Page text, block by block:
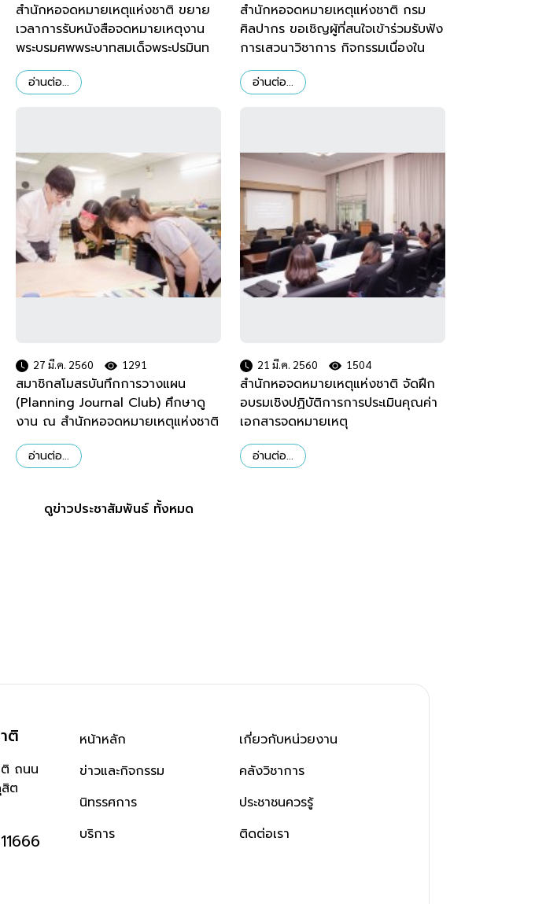
สำนักหอจดหมายเหตุแห่งชาติ ขยาย
เวลาการรับหนังสือจดหมายเหตุงาน
พระบรมศพพระบาทสมเด็จพระปรมินท
รมหาภูมิพลอดุลยเดช มหิตลาธิเบศร
รามาธิบดี จักรีนฤบดินทร สยามินทราธิ
อ่านต่อ...
สำนักหอจดหมายเหตุแห่งชาติ กรม
ศิลปากร ขอเชิญผู้ที่สนใจเข้าร่วมรับฟัง
การเสวนาวิชาการ กิจกรรมเนื่องใน
งาน ใต้ร่มพระบารมี ๒๓๙ ปี กรุง
รัตนโกสินทร์ ในหัวข้อ “รอยประพาสปิย
อ่านต่อ...
27 มี.ค. 2560 1291
สมาชิกสโมสรบันทึกการวางแผน
(Planning Journal Club) ศึกษาดู
งาน ณ สำนักหอจดหมายเหตุแห่งชาติ
อ่านต่อ...
21 มี.ค. 2560 1504
สำนักหอจดหมายเหตุแห่งชาติ จัดฝึก
อบรมเชิงปฏิบัติการการประเมินคุณค่า
เอกสารจดหมายเหตุ
อ่านต่อ...
ดูข่าวประชาสัมพันธ์ ทั้งหมด
ติ
ถนน
ต
หน้าหลัก
ข่าวและกิจกรรม
นิทรรศการ
บริการ
เกี่ยวกับหน่วยงาน
คลังวิชาการ
ประชาชนควรรู้
ติดต่อเรา